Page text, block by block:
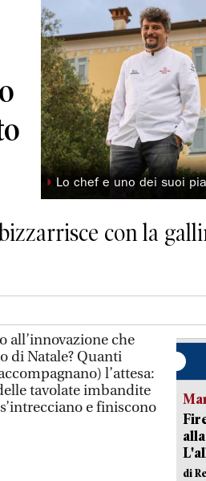
◗ Lo chef e uno dei suoi
con la
all’innovazione che
di Natale? Quanti
l’attesa:
tavolate imbandite
e finiscono
di